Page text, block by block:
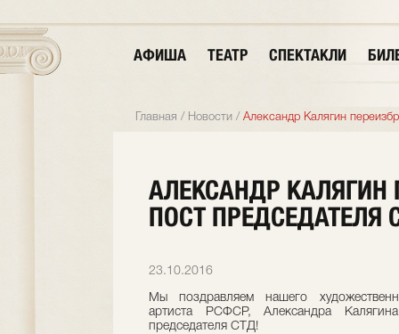
АФИША ТЕАТР СПЕКТАКЛИ
Главная / Новости / Александр Калягин
АЛЕКСАНДР КАЛЯГИН
ПОСТ ПРЕДСЕДАТЕЛЯ
23.10.2016
Мы поздравляем нашего
артиста РСФСР, Александра
председателя СТД!